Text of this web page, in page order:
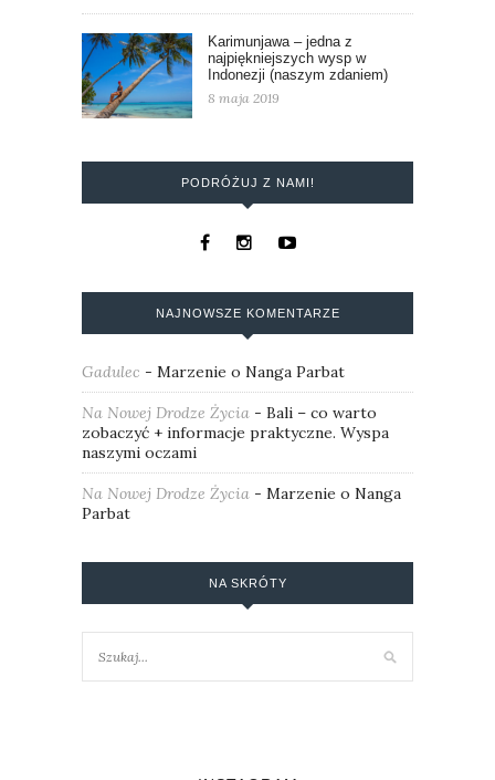
Karimunjawa – jedna z
najpiękniejszych wysp w
Indonezji (naszym zdaniem)
8 maja 2019
PODRÓŻUJ Z NAMI!
NAJNOWSZE KOMENTARZE
Gadulec - Marzenie o Nanga Parbat
Na Nowej Drodze Życia - Bali – co warto
zobaczyć + informacje praktyczne. Wyspa
naszymi oczami
Na Nowej Drodze Życia - Marzenie o Nanga
Parbat
NA SKRÓTY